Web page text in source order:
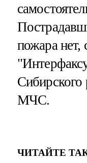
пожара
Сибирского
МЧС.
ЧИТАЙТЕ